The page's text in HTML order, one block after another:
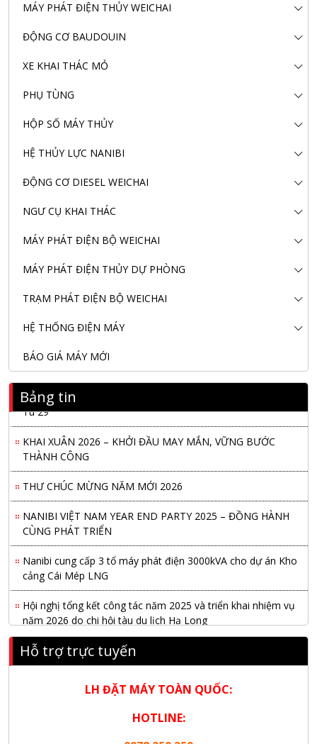
MÁY PHÁT ĐIỆN THỦY WEICHAI
ĐỘNG CƠ BAUDOUIN
XE KHAI THÁC MỎ
PHỤ TÙNG
HỘP SỐ MÁY THỦY
HỆ THỦY LỰC NANIBI
ĐỘNG CƠ DIESEL WEICHAI
NGƯ CỤ KHAI THÁC
MÁY PHÁT ĐIỆN BỘ WEICHAI
MÁY PHÁT ĐIỆN THỦY DỰ PHÒNG
TRẠM PHÁT ĐIỆN BỘ WEICHAI
HỆ THỐNG ĐIỆN MÁY
BÁO GIÁ MÁY MỚI
Bảng tin
Nanibi Cung Cấp Động Cơ Weichai Cho Tàu Vận Tải Minh
Tú 29
KHAI XUÂN 2026 – KHỞI ĐẦU MAY MẮN, VỮNG BƯỚC
THÀNH CÔNG
THƯ CHÚC MỪNG NĂM MỚI 2026
NANIBI VIỆT NAM YEAR END PARTY 2025 – ĐỒNG HÀNH
CÙNG PHÁT TRIỂN
Nanibi cung cấp 3 tổ máy phát điện 3000kVA cho dự án Kho
cảng Cái Mép LNG
Hội nghị tổng kết công tác năm 2025 và triển khai nhiệm vụ
năm 2026 do chi hội tàu du lịch Hạ Long
NANIBI khai trương văn phòng Ninh Bình & kỷ niệm 15 năm
phát triển bền vững
Tập đoàn Công nghiệp nặng Sơn Đông tổ chức Hội nghị đối
Hỗ trợ trực tuyến
LH ĐẶT MÁY TOÀN QUỐC:
HOTLINE: